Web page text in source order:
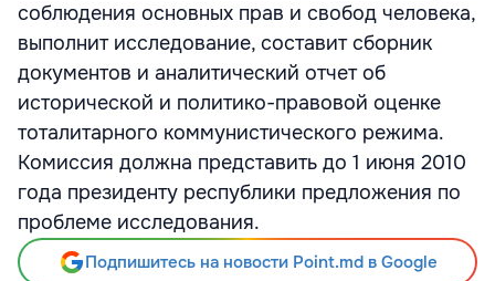
соблюдения основных прав и свобод человека,
выполнит исследование, составит сборник
документов и аналитический отчет об
исторической и политико-правовой оценке
тоталитарного коммунистического режима.
Комиссия должна представить до 1 июня 2010
года президенту республики предложения по
проблеме исследования.
Подпишитесь на новости Point.md в Google